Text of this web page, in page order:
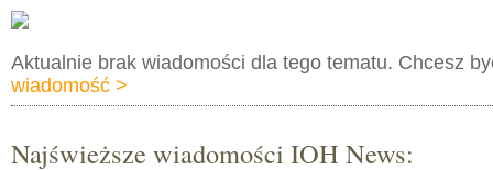
Aktualnie brak wiadomości dla tego tematu. Chcesz
wiadomość >
Najświeższe wiadomości IOH News: